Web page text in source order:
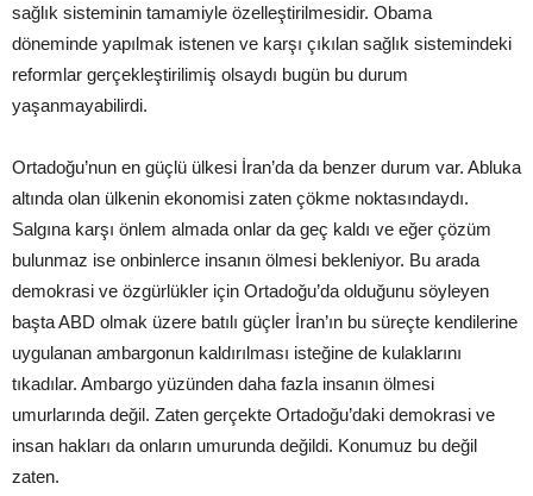
sağlık sisteminin tamamiyle özelleştirilmesidir. Obama
döneminde yapılmak istenen ve karşı çıkılan sağlık sistemindeki
reformlar gerçekleştirilimiş olsaydı bugün bu durum
yaşanmayabilirdi.
Ortadoğu’nun en güçlü ülkesi İran’da da benzer durum var. Abluka
altında olan ülkenin ekonomisi zaten çökme noktasındaydı.
Salgına karşı önlem almada onlar da geç kaldı ve eğer çözüm
bulunmaz ise onbinlerce insanın ölmesi bekleniyor. Bu arada
demokrasi ve özgürlükler için Ortadoğu’da olduğunu söyleyen
başta ABD olmak üzere batılı güçler İran’ın bu süreçte kendilerine
uygulanan ambargonun kaldırılması isteğine de kulaklarını
tıkadılar. Ambargo yüzünden daha fazla insanın ölmesi
umurlarında değil. Zaten gerçekte Ortadoğu’daki demokrasi ve
insan hakları da onların umurunda değildi. Konumuz bu değil
zaten.